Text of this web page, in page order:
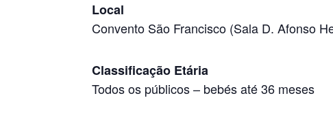
Local
Convento São Francisco (Sala D. Afonso
Classificação Etária
Todos os públicos– bebés até 36 meses